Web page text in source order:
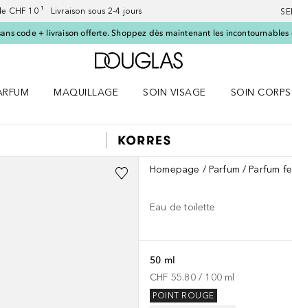
CHF 10 ¹ Livraison sous 2-4 jours
code + livraison offerte. Shoppez dès maintenant les incontournables
Vers l'accueil Douglas
MAQUILLAGE
SOIN VISAGE
SOIN CORPS
Homepage Parfum Parfum
Eau de toilette
50 ml
CHF 55.80 / 100 ml
POINT ROUGE